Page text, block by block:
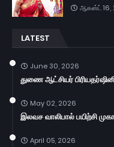
ஆகஸ்ட் 16,
LATEST
June 30, 2026
துணை ஆட்சியர்
May 02, 2026
இலவச வாலிபால் பயிற்சி
April 05, 2026